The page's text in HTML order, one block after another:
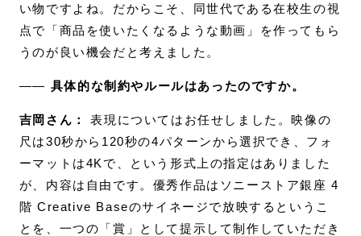
い物ですよね。だからこそ、同世代である在校生の視
点で「商品を使いたくなるような動画」を作ってもら
うのが良い機会だと考えました。
―― 具体的な制約やルールはあったのですか。
吉岡さん：
表現についてはお任せしました。映像の
尺は30秒から120秒の4パターンから選択でき、フォ
ーマットは4Kで、という形式上の指定はありました
が、内容は自由です。優秀作品はソニーストア銀座 4
階 Creative Baseのサイネージで放映するというこ
とを、一つの「賞」として提示して制作していただき